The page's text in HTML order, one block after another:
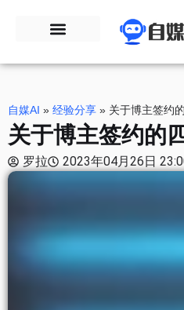
自媒AI » 经验分享 » 关于博主签约
关于博主签约的
罗拉 2023年04月26日